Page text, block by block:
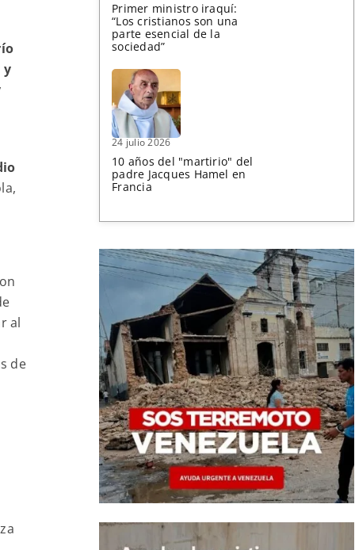
y
al
de
Primer ministro iraquí:
“Los cristianos son una
parte esencial de la
sociedad”
24 julio 2026
10 años del "martirio" del
padre Jacques Hamel en
Francia